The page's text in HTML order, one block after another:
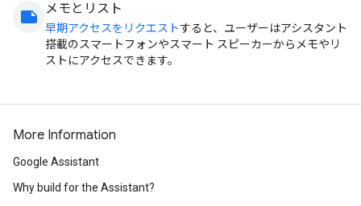
note メモとリスト
早期アクセスをリクエストすると、ユーザーはアシスタント
搭載のスマートフォンやスマート スピーカーからメモやリ
ストにアクセスできます。
More Information
Google Assistant
Why build for the Assistant?